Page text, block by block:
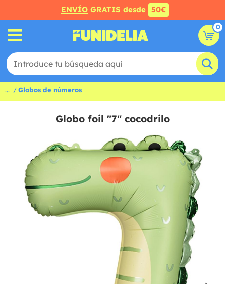
ENVÍO GRATIS desde 50€
0
... Globos de números
Globo foil "7" cocodrilo